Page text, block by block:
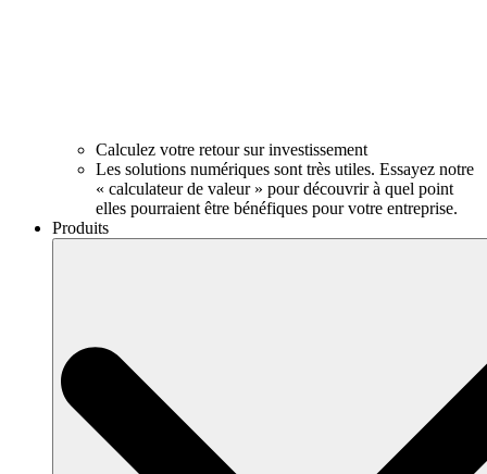
Calculez votre retour sur investissement
Les solutions numériques sont très utiles. Essayez notre
« calculateur de valeur » pour découvrir à quel point
elles pourraient être bénéfiques pour votre entreprise.
Produits